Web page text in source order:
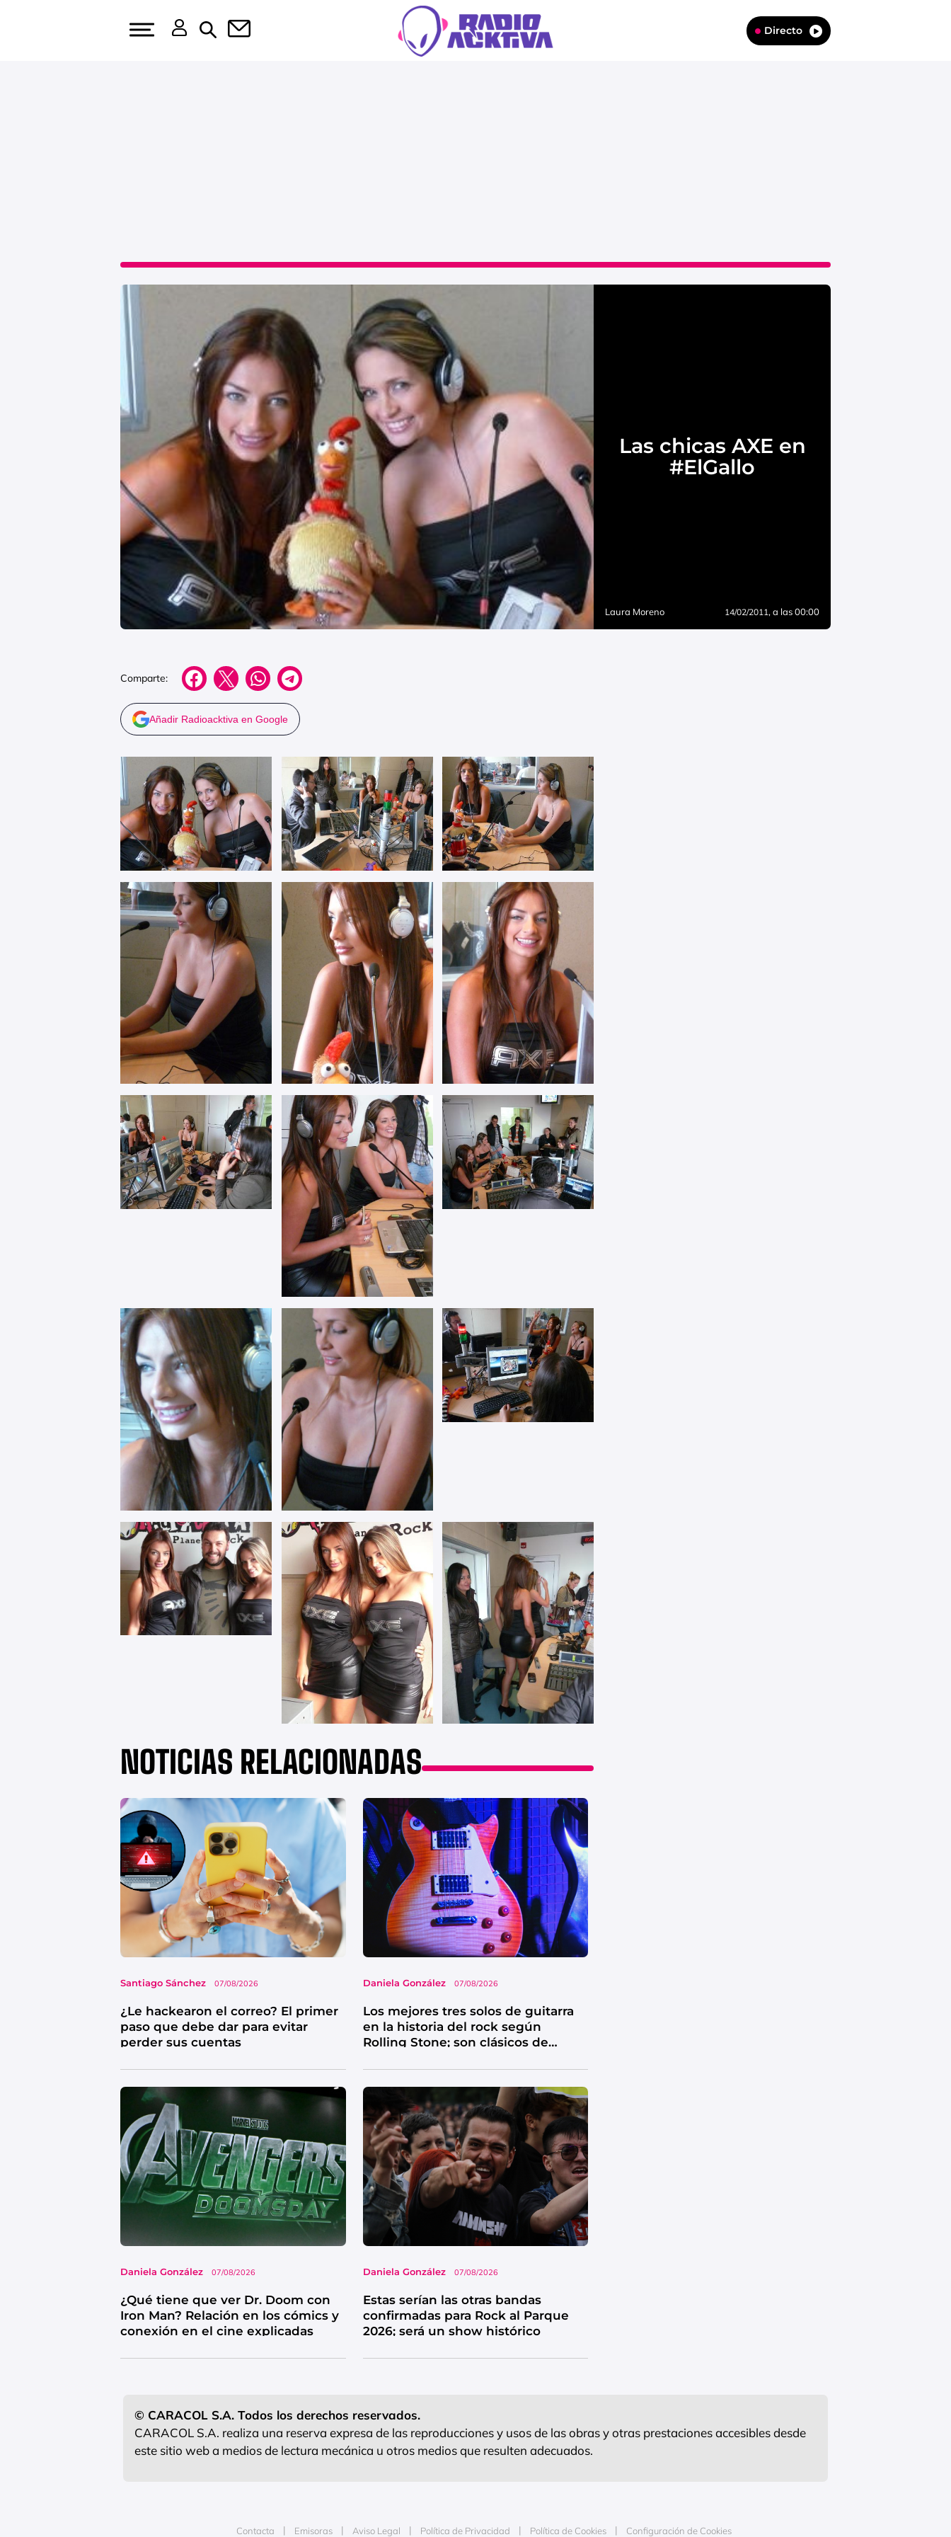
Directo
Las chicas AXE en
#ElGallo
Laura Moreno 14/02/2011 , a las 00:00
Comparte:
Añadir Radioacktiva en Google
NOTICIAS RELACIONADAS
Santiago Sánchez 07/08/2026
¿Le hackearon el correo? El primer
paso que debe dar para evitar
perder sus cuentas
Daniela González 07/08/2026
Los mejores tres solos de guitarra
en la historia del rock según
Rolling Stone; son clásicos de
Daniela González 07/08/2026
¿Qué tiene que ver Dr. Doom con
Iron Man? Relación en los cómics y
conexión en el cine explicadas
Daniela González 07/08/2026
Estas serían las otras bandas
confirmadas para Rock al Parque
2026; será un show histórico
© CARACOL S.A. Todos los derechos reservados.
CARACOL S.A. realiza una reserva expresa de las reproducciones y usos de las obras y otras prestaciones accesibles desde
este sitio web a medios de lectura mecánica u otros medios que resulten adecuados.
Contacta Emisoras Aviso Legal Política de Privacidad Política de Cookies Configuración de Cookies